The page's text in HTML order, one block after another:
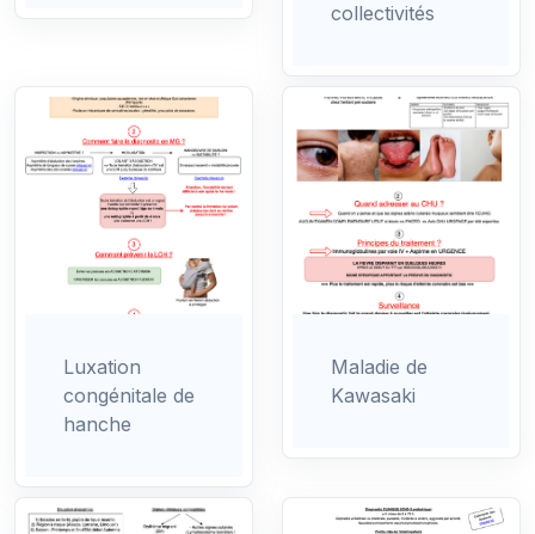
collectivités
Luxation
congénitale de
hanche
Maladie de
Kawasaki